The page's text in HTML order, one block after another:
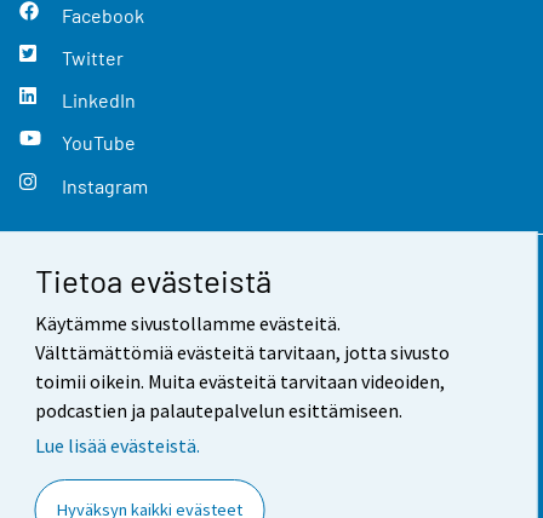
Tietoa evästeistä
Käytämme sivustollamme evästeitä.
Välttämättömiä evästeitä tarvitaan, jotta sivusto
toimii oikein. Muita evästeitä tarvitaan videoiden,
podcastien ja palautepalvelun esittämiseen.
Lue lisää evästeistä.
Hyväksyn kaikki evästeet
Facebook
Twitter
LinkedIn
YouTube
Instagram
Yhteystiedot
Palaute
Käyttöehdot
Saavutettavuus